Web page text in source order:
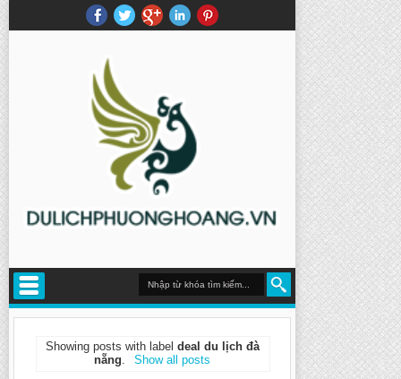
Showing posts with label deal du lịch đà
nẵng
Show all posts